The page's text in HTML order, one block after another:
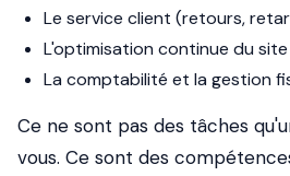
Le service client (retours,
L'optimisation continue du
La comptabilité et la gestion
Ce ne sont pas des tâches
vous. Ce sont des